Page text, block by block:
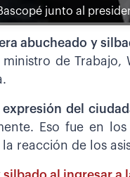
junto al
abucheado y
de Trabajo,
del
Eso fue en
reacción de los